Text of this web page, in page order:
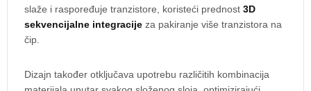
slaže i raspoređuje tranzistore, koristeći prednost 3D
sekvencijalne integracije za pakiranje više tranzistora na
čip.
Dizajn također otključava upotrebu različitih kombinacija